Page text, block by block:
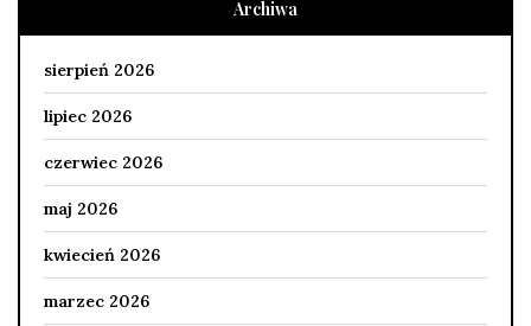
Archiwa
sierpień 2026
lipiec 2026
czerwiec 2026
maj 2026
kwiecień 2026
marzec 2026